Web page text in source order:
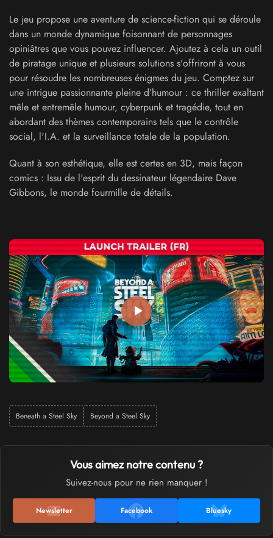
Le jeu propose une aventure de science-fiction qui se déroule
dans un monde dynamique foisonnant de personnages
opiniâtres que vous pouvez influencer. Ajoutez à cela un outil
de piratage unique et plusieurs solutions s'offriront à vous
pour résoudre les nombreuses énigmes du jeu. Comptez sur
une intrigue passionnante pleine d’humour : ce thriller exaltant
mêle et entremêle humour, cyberpunk et tragédie, tout en
abordant des thèmes contemporains tels que le contrôle
social, l'I.A. et la surveillance totale de la population.
Quant à son esthétique, elle est certes en 3D, mais façon
comics : Issu de l'esprit du dessinateur légendaire Dave
Gibbons, le monde fourmille de détails.
Beneath a Steel Sky Beyond a Steel Sky
Vous aimez notre contenu ?
Suivez-nous pour ne rien manquer !
Newsletter Facebook Bluesky